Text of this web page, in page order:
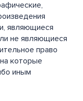
являющиеся
не являющиеся
право
которые
иным